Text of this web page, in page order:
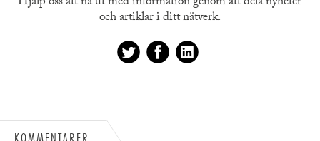
och artiklar i ditt nätverk.